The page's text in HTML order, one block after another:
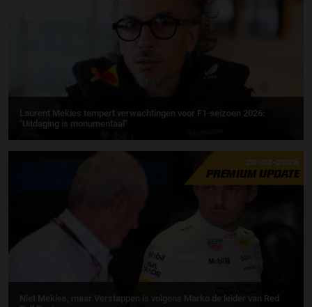
Laurent Mekies tempert verwachtingen voor F1-seizoen 2026:
"Uitdaging is monumentaal"
20-01-2026
PREMIUM UPDATE
Niet Mekies, maar Verstappen is volgens Marko de leider van Red